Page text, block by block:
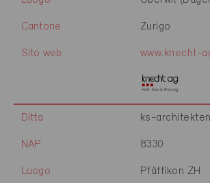
Cantone Zurigo
Sito web www.knecht-
Ditta ks-
NAP 8330
Luogo Pfäffikon ZH